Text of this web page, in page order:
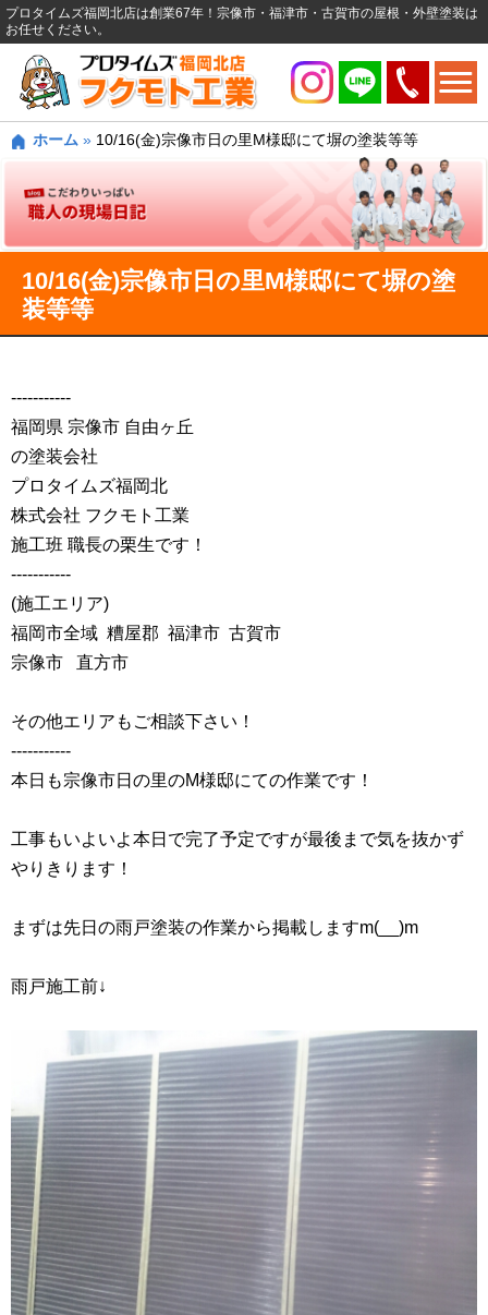
プロタイムズ福岡北店は創業67年！宗像市・福津市・古賀市の屋根・外壁塗装は
お任せください。
ホーム » 10/16(金)宗像市日の里M様邸にて塀の塗装等等
10/16(金)宗像市日の里M様邸にて塀の塗
装等等
‐‐‐‐‐‐‐‐‐‐‐
福岡県 宗像市 自由ヶ丘
の塗装会社
プロタイムズ福岡北
株式会社 フクモト工業
施工班 職長の栗生です！
‐‐‐‐‐‐‐‐‐‐‐
(施工エリア)
福岡市全域 糟屋郡 福津市 古賀市
宗像市 直方市
その他エリアもご相談下さい！
‐‐‐‐‐‐‐‐‐‐‐
本日も宗像市日の里のM様邸にての作業です！
工事もいよいよ本日で完了予定ですが最後まで気を抜かず
やりきります！
まずは先日の雨戸塗装の作業から掲載しますm(__)m
雨戸施工前↓